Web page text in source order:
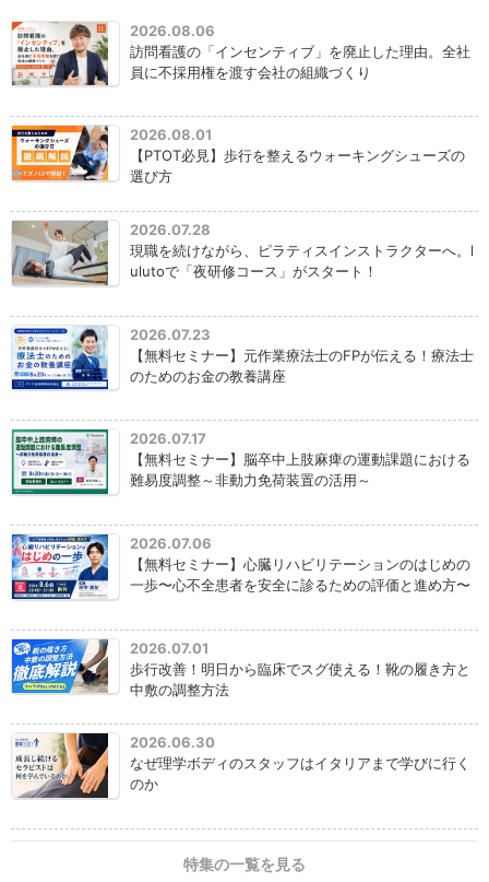
2026.08.06
訪問看護の「インセンティブ」を廃止した理由。全社
員に不採用権を渡す会社の組織づくり
2026.08.01
【PTOT必見】歩行を整えるウォーキングシューズの
選び方
2026.07.28
現職を続けながら、ピラティスインストラクターへ。l
ulutoで「夜研修コース」がスタート！
2026.07.23
【無料セミナー】元作業療法士のFPが伝える！療法士
のためのお金の教養講座
2026.07.17
【無料セミナー】脳卒中上肢麻痺の運動課題における
難易度調整～非動力免荷装置の活用～
2026.07.06
【無料セミナー】心臓リハビリテーションのはじめの
一歩〜心不全患者を安全に診るための評価と進め方〜
2026.07.01
歩行改善！明日から臨床でスグ使える！靴の履き方と
中敷の調整方法
2026.06.30
なぜ理学ボディのスタッフはイタリアまで学びに行く
のか
特集の一覧を見る